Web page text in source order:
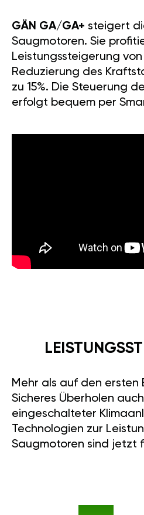
GÄN GA/GA+ steigert
Saugmotoren. Sie
Leistungssteigerung von
Reduzierung des
zu 15%. Die Steuerung
erfolgt bequem per
Mehr als auf den ersten
Sicheres Überholen
eingeschalteter
Technologien zur
Saugmotoren sind jetzt